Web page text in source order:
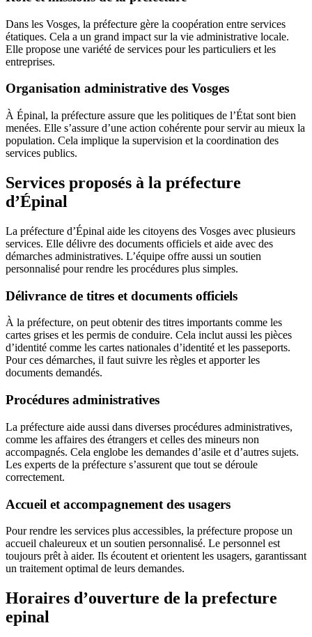
Dans les Vosges, la préfecture gère la coopération entre services
étatiques. Cela a un grand impact sur la vie administrative locale.
Elle propose une variété de services pour les particuliers et les
entreprises.
Organisation administrative des Vosges
À Épinal, la préfecture assure que les politiques de l’État sont bien
menées. Elle s’assure d’une action cohérente pour servir au mieux la
population. Cela implique la supervision et la coordination des
services publics.
Services proposés à la préfecture
d’Épinal
La préfecture d’Épinal aide les citoyens des Vosges avec plusieurs
services. Elle délivre des documents officiels et aide avec des
démarches administratives. L’équipe offre aussi un soutien
personnalisé pour rendre les procédures plus simples.
Délivrance de titres et documents officiels
À la préfecture, on peut obtenir des titres importants comme les
cartes grises et les permis de conduire. Cela inclut aussi les pièces
d’identité comme les cartes nationales d’identité et les passeports.
Pour ces démarches, il faut suivre les règles et apporter les
documents demandés.
Procédures administratives
La préfecture aide aussi dans diverses procédures administratives,
comme les affaires des étrangers et celles des mineurs non
accompagnés. Cela englobe les demandes d’asile et d’autres sujets.
Les experts de la préfecture s’assurent que tout se déroule
correctement.
Accueil et accompagnement des usagers
Pour rendre les services plus accessibles, la préfecture propose un
accueil chaleureux et un soutien personnalisé. Le personnel est
toujours prêt à aider. Ils écoutent et orientent les usagers, garantissant
un traitement optimal de leurs demandes.
Horaires d’ouverture de la prefecture
epinal